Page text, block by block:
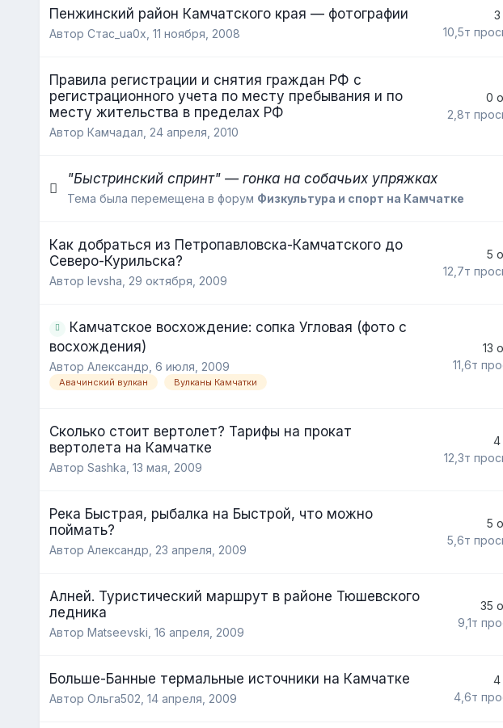
Пенжинский район Камчатского края — фотографии
Автор Стас_ua0x, 11 ноября, 2008
3
10,5т
Правила регистрации и снятия граждан РФ с
регистрационного учета по месту пребывания и по
месту жительства в пределах РФ
Автор Камчадал, 24 апреля, 2010
0
2,8т
"Быстринский спринт" — гонка на собачьих упряжках
Тема была перемещена в форум Физкультура и спорт на Камчатке
Как добраться из Петропавловска-Камчатского до
Северо-Курильска?
Автор levsha, 29 октября, 2009
5
12,7т
Камчатское восхождение: сопка Угловая (фото с
восхождения)
Автор Александр, 6 июля, 2009
Авачинский вулкан Вулканы Камчатки
13
11,6т
Сколько стоит вертолет? Тарифы на прокат
вертолета на Камчатке
Автор Sashka, 13 мая, 2009
4
12,3т
Река Быстрая, рыбалка на Быстрой, что можно
поймать?
Автор Александр, 23 апреля, 2009
5
5,6т
Алней. Туристический маршрут в районе Тюшевского
ледника
Автор Matseevski, 16 апреля, 2009
35
9,1т
Больше-Банные термальные источники на Камчатке
Автор Ольга502, 14 апреля, 2009
4
4,6т